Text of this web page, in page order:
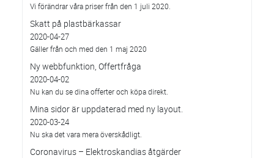
Vi förändrar våra priser från den 1 juli 2020.
Skatt på plastbärkassar
2020-04-27
Gäller från och med den 1 maj 2020
Ny webbfunktion, Offertfråga
2020-04-02
Nu kan du se dina offerter och köpa direkt.
Mina sidor är uppdaterad med ny layout.
2020-03-24
Nu ska det vara mera överskådligt.
Coronavirus – Elektroskandias åtgärder